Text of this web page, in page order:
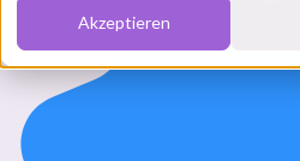
Akzeptieren